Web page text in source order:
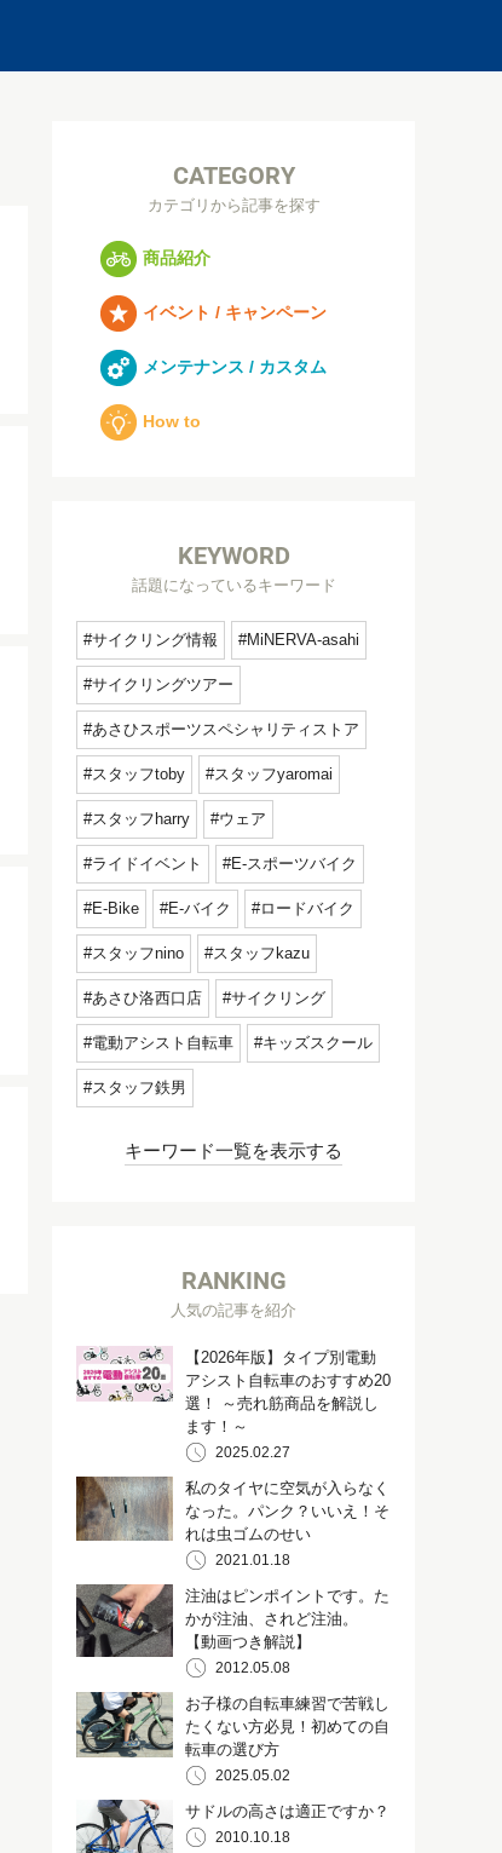
CATEGORY
カテゴリから記事を探す
商品紹介
イベント / キャンペーン
メンテナンス / カスタム
How to
KEYWORD
話題になっているキーワード
サイクリング情報 MiNERVA-asahi
サイクリングツアー
あさひスポーツスペシャリティストア
スタッフtoby スタッフyaromai
スタッフharry ウェア
ライドイベント E-スポーツバイク
E-Bike E-バイク ロードバイク
スタッフnino スタッフkazu
あさひ洛西口店 サイクリング
電動アシスト自転車 キッズスクール
スタッフ鉄男
キーワード一覧を表示する
RANKING
人気の記事を紹介
【2026年版】タイプ別電動
アシスト自転車のおすすめ20
選！ ～売れ筋商品を解説し
ます！～
2025.02.27
私のタイヤに空気が入らなく
なった。パンク？いいえ！そ
れは虫ゴムのせい
2021.01.18
注油はピンポイントです。た
かが注油、されど注油。
【動画つき解説】
2012.05.08
お子様の自転車練習で苦戦し
たくない方必見！初めての自
転車の選び方
2025.05.02
サドルの高さは適正ですか？
2010.10.18